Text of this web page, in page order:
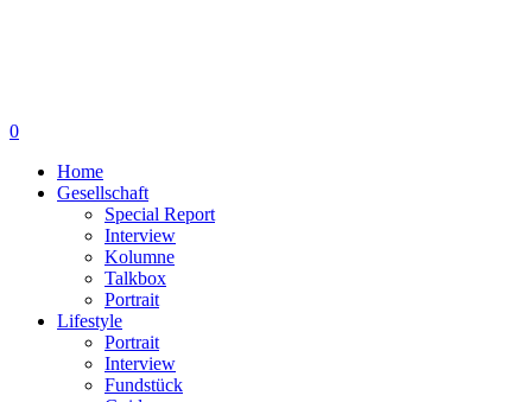
0
Home
Gesellschaft
Special Report
Interview
Kolumne
Talkbox
Portrait
Lifestyle
Portrait
Interview
Fundstück